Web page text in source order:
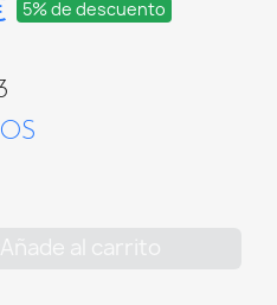
5% de descuento
Añade al carrito